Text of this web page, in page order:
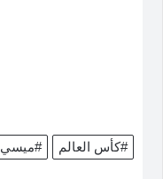
#ميسي #كأس العالم